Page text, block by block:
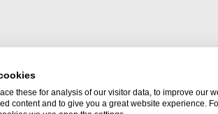
these for analysis of our visitor data, to improve our
content and to give you a great website experience.